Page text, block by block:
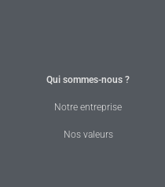
Qui sommes-nous ?
Notre entreprise
Nos valeurs